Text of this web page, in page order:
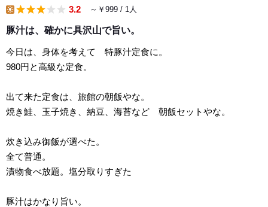
3.2 ～￥999 / 1人
豚汁は、確かに具沢山で旨い。
今日は、身体を考えて 特豚汁定食に。
980円と高級な定食。
出て来た定食は、旅館の朝飯やな。
焼き鮭、玉子焼き、納豆、海苔など 朝飯セットやな。
炊き込み御飯が選べた。
全て普通。
漬物食べ放題。塩分取りすぎた
豚汁はかなり旨い。